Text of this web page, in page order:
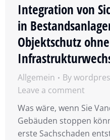
Integration von
in
Objektschutz ohne
Allgemein By
Leave a comment
Was wäre, wenn Sie
Gebäuden stoppen
erste Sachschaden